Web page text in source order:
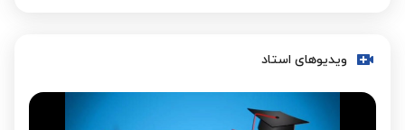
ویدیوهای استاد